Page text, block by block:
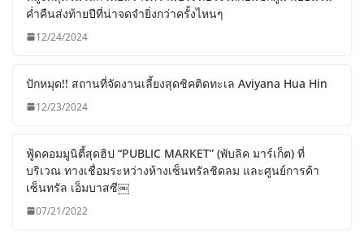
ค่ำคืนส่งท้ายปีที่น่าจดจำยิ่งกว่าครั้งไหนๆ
12/24/2024
ปักหมุด!! สถานที่จัดงานเลี้ยงสุดชิคติดทะเล Aviyana Hua Hin
12/23/2024
ฟู้ดคอมมูนิตี้สุดฮิป “PUBLIC MARKET” (พับลิค มาร์เก็ต) ที่
บริเวณ ทางเชื่อมระหว่างห้างเซ็นทรัลชิดลม และศูนย์การค้า
เซ็นทรัล เอ็มบาสซี￼
07/21/2022